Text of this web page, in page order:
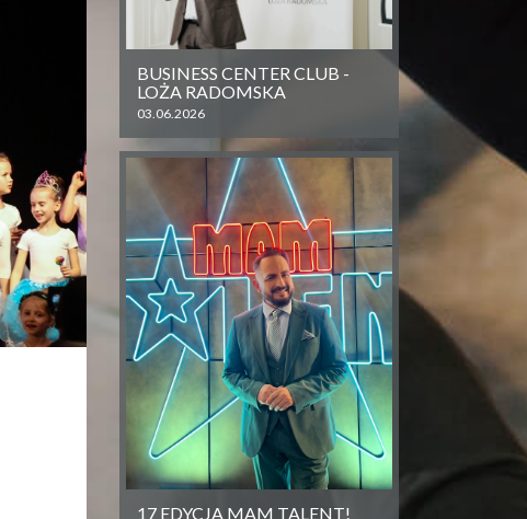
BUSINESS CENTER CLUB -
LOŻA RADOMSKA
03.06.2026
17 EDYCJA MAM TALENT!